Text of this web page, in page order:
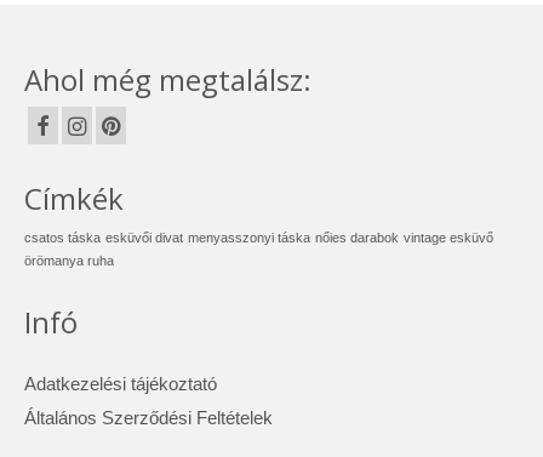
Ahol még megtalálsz:
Címkék
csatos táska esküvői divat menyasszonyi táska nőies darabok vintage esküvő
örömanya ruha
Infó
Adatkezelési tájékoztató
Általános Szerződési Feltételek